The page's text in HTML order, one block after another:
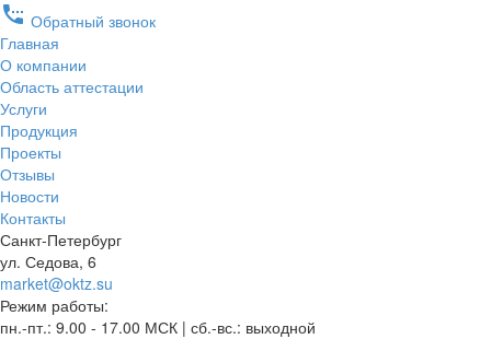
settings_phone Обратный звонок
Главная
О компании
Область аттестации
Услуги
Продукция
Проекты
Отзывы
Новости
Контакты
Санкт-Петербург
ул. Седова, 6
market@oktz.su
Режим работы:
пн.-пт.: 9.00 - 17.00 МСК | сб.-вс.: выходной